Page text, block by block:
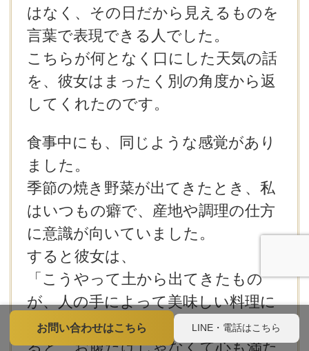
はなく、その日だから見えるものを
言葉で表現できる人でした。
こちらが何となく口にした天気の話
を、彼女はまったく別の角度から返
してくれたのです。
食事中にも、同じような感覚があり
ました。
季節の焼き野菜が出てきたとき、私
はいつもの癖で、産地や調理の仕方
に意識が向いていました。
すると彼女は、
「こうやって土から出てきたもの
が、人の手によって美味しい料理に
変わるまでの物語を考えながら食べ
ると、お腹だけじゃなくて心も満た
お問い合わせはこちら LINE・電話はこちら